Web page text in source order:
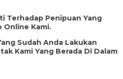
Terhadap Penipuan Yang
Online Kami.
Sudah Anda Lakukan
Kami Yang Berada Di Dalam